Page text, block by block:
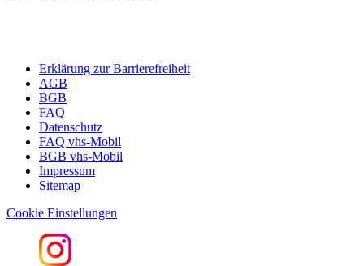
Erklärung zur Barrierefreiheit
AGB
BGB
FAQ
Datenschutz
FAQ vhs-Mobil
BGB vhs-Mobil
Impressum
Sitemap
Cookie Einstellungen